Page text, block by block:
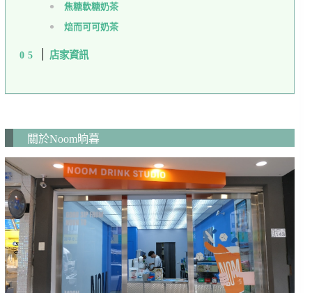
焦糖軟糖奶茶
焙而可可奶茶
店家資訊
關於Noom晌暮